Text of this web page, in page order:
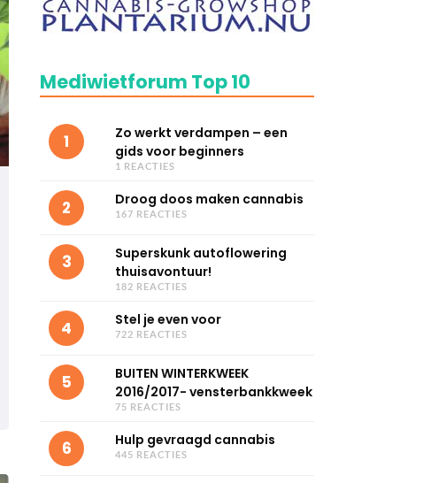
Mediwietforum Top 10
1
Zo werkt verdampen – een
gids voor beginners
1 REACTIES
2 Droog doos maken cannabis
167 REACTIES
3
Superskunk autoflowering
thuisavontuur!
182 REACTIES
4 Stel je even voor
722 REACTIES
5
BUITEN WINTERKWEEK
2016/2017- vensterbankkweek
75 REACTIES
6 Hulp gevraagd cannabis
445 REACTIES